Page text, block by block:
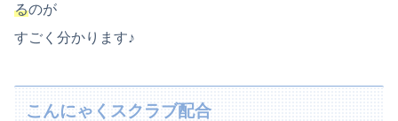
るのが
すごく分かります♪
こんにゃくスクラブ配合